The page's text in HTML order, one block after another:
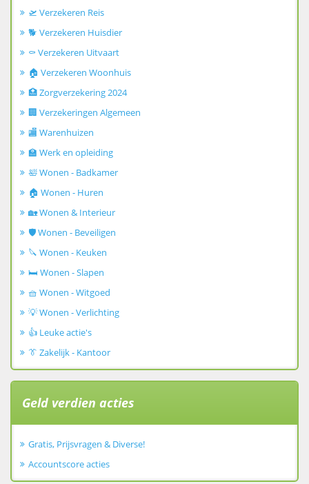
🛫 Verzekeren Reis
🐕 Verzekeren Huisdier
⚰️ Verzekeren Uitvaart
🏠 Verzekeren Woonhuis
🏥 Zorgverzekering 2024
🏢 Verzekeringen Algemeen
🏬 Warenhuizen
🏫 Werk en opleiding
🛀 Wonen - Badkamer
🏠 Wonen - Huren
🏡 Wonen & Interieur
🛡️ Wonen - Beveiligen
🔪 Wonen - Keuken
🛏️ Wonen - Slapen
🧺 Wonen - Witgoed
💡 Wonen - Verlichting
👍 Leuke actie's
👔 Zakelijk - Kantoor
Geld verdien acties
Gratis, Prijsvragen & Diverse!
Accountscore acties